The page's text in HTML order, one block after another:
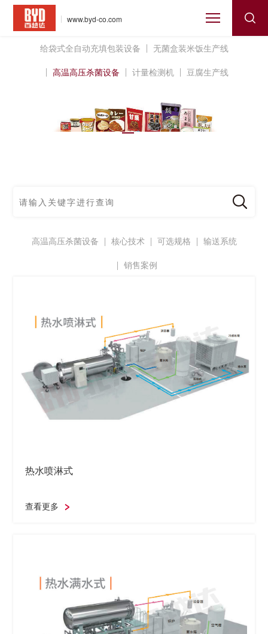
www.byd-co.com
给袋式全自动充填包装设备
无菌盒装米饭生产线
高温高压杀菌设备
计量检测机 豆腐生产线
高温高压杀菌设备 核心技术 可选规格
输送系统
销售案例
热水喷淋式
查看更多